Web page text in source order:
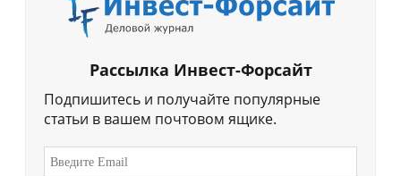
Рассылка Инвест-Форсайт
Подпишитесь и получайте популярные
статьи в вашем почтовом ящике.